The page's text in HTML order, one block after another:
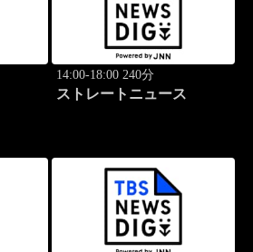
14:00-18:00 240分
ストレートニュース